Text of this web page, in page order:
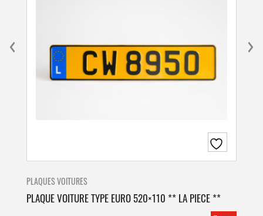
PLAQUES VOITURES
PLAQUE VOITURE TYPE EURO 520×110 ** LA PIECE **